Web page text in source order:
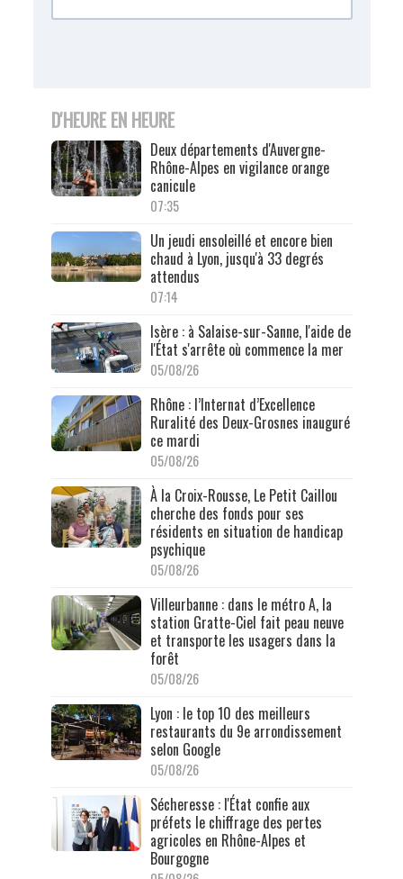
D'HEURE EN HEURE
Deux départements d'Auvergne-
Rhône-Alpes en vigilance orange
canicule
07:35
Un jeudi ensoleillé et encore bien
chaud à Lyon, jusqu'à 33 degrés
attendus
07:14
Isère : à Salaise-sur-Sanne, l'aide de
l'État s'arrête où commence la mer
05/08/26
Rhône : l’Internat d’Excellence
Ruralité des Deux-Grosnes inauguré
ce mardi
05/08/26
À la Croix-Rousse, Le Petit Caillou
cherche des fonds pour ses
résidents en situation de handicap
psychique
05/08/26
Villeurbanne : dans le métro A, la
station Gratte-Ciel fait peau neuve
et transporte les usagers dans la
forêt
05/08/26
Lyon : le top 10 des meilleurs
restaurants du 9e arrondissement
selon Google
05/08/26
Sécheresse : l'État confie aux
préfets le chiffrage des pertes
agricoles en Rhône-Alpes et
Bourgogne